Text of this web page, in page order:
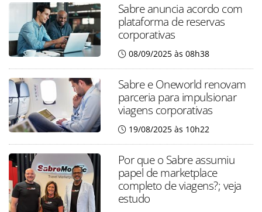
Sabre anuncia acordo com
plataforma de reservas
corporativas
08/09/2025 às 08h38
Sabre e Oneworld renovam
parceria para impulsionar
viagens corporativas
19/08/2025 às 10h22
Por que o Sabre assumiu
papel de marketplace
completo de viagens?; veja
estudo